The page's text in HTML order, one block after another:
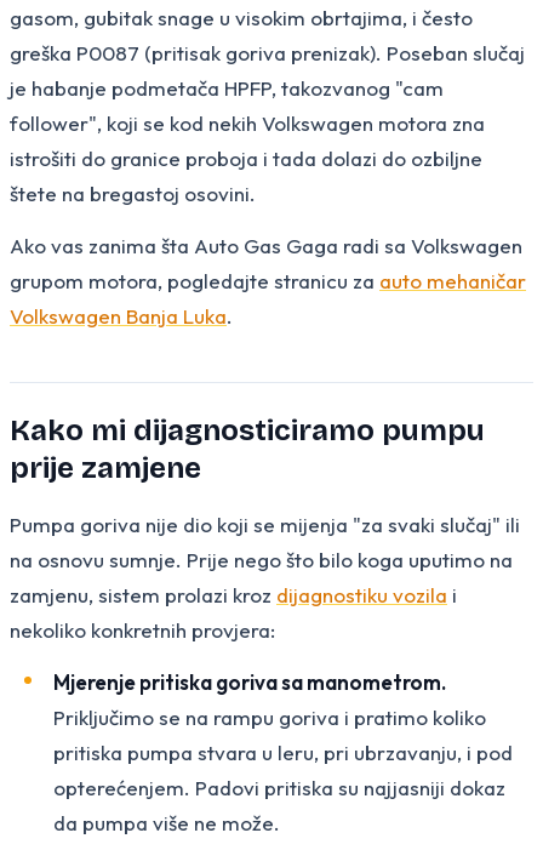
gasom, gubitak snage u visokim obrtajima, i često
greška P0087 (pritisak goriva prenizak). Poseban slučaj
je habanje podmetača HPFP, takozvanog "cam
follower", koji se kod nekih Volkswagen motora zna
istrošiti do granice proboja i tada dolazi do ozbiljne
štete na bregastoj osovini.
Ako vas zanima šta Auto Gas Gaga radi sa Volkswagen
grupom motora, pogledajte stranicu za auto mehaničar
Volkswagen Banja Luka.
Kako mi dijagnosticiramo pumpu
prije zamjene
Pumpa goriva nije dio koji se mijenja "za svaki slučaj" ili
na osnovu sumnje. Prije nego što bilo koga uputimo na
zamjenu, sistem prolazi kroz dijagnostiku vozila i
nekoliko konkretnih provjera:
Mjerenje pritiska goriva sa manometrom.
Priključimo se na rampu goriva i pratimo koliko
pritiska pumpa stvara u leru, pri ubrzavanju, i pod
opterećenjem. Padovi pritiska su najjasniji dokaz
da pumpa više ne može.